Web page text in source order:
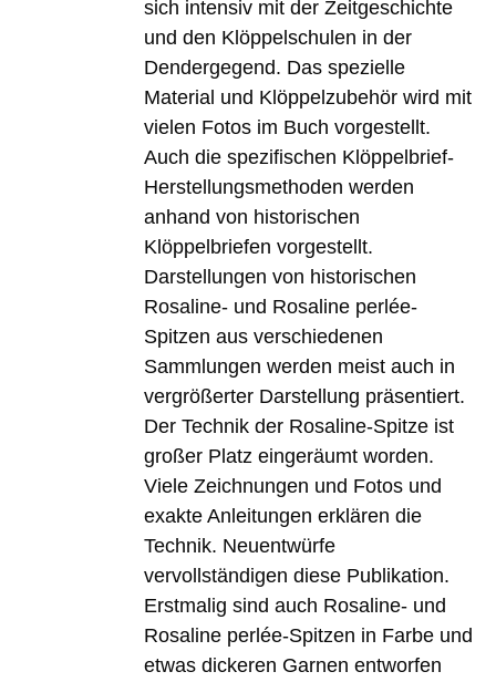
sich intensiv mit der Zeitgeschichte
und den Klöppelschulen in der
Dendergegend. Das spezielle
Material und Klöppelzubehör wird mit
vielen Fotos im Buch vorgestellt.
Auch die spezifischen Klöppelbrief-
Herstellungsmethoden werden
anhand von historischen
Klöppelbriefen vorgestellt.
Darstellungen von historischen
Rosaline- und Rosaline perlée-
Spitzen aus verschiedenen
Sammlungen werden meist auch in
vergrößerter Darstellung präsentiert.
Der Technik der Rosaline-Spitze ist
großer Platz eingeräumt worden.
Viele Zeichnungen und Fotos und
exakte Anleitungen erklären die
Technik. Neuentwürfe
vervollständigen diese Publikation.
Erstmalig sind auch Rosaline- und
Rosaline perlée-Spitzen in Farbe und
etwas dickeren Garnen entworfen